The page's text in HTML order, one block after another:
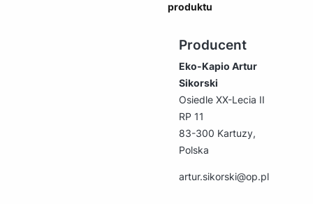
produktu
Producent
Eko-Kapio Artur
Sikorski
Osiedle XX-Lecia II
RP 11
83-300 Kartuzy,
Polska
artur.sikorski@op.pl